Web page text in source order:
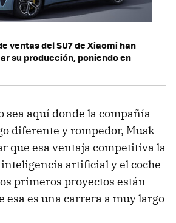
ventas del SU7 de Xiaomi han
su producción, poniendo en
sea aquí donde la compañía
diferente y rompedor, Musk
que esa ventaja competitiva la
artificial y el coche
primeros proyectos están
esa es una carrera a muy largo